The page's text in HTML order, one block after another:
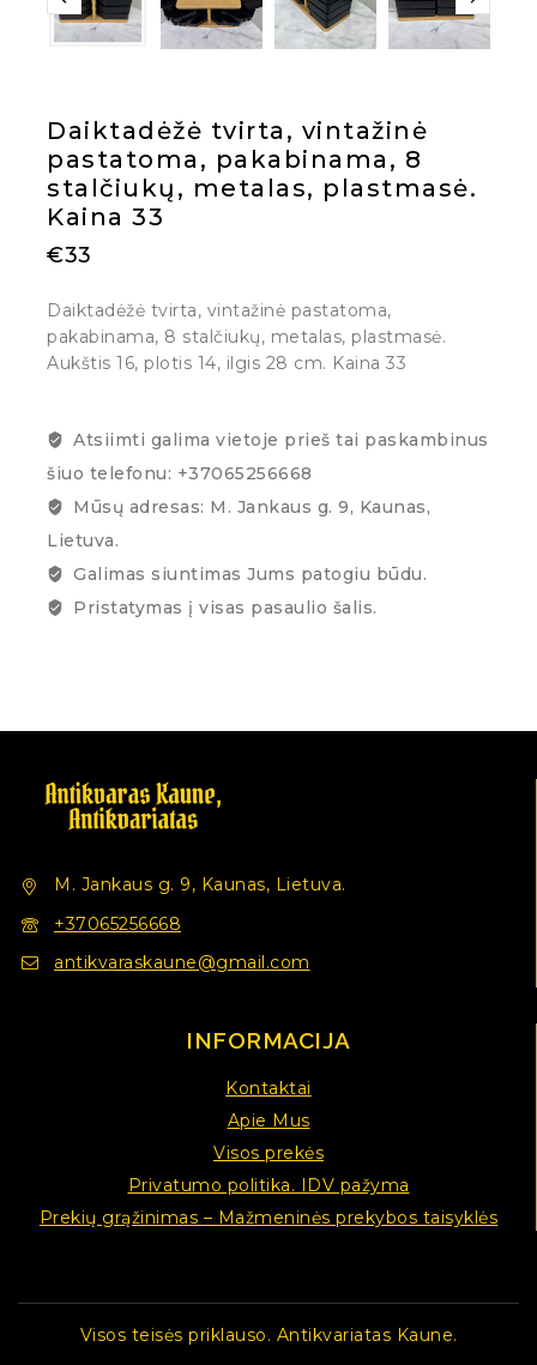
Daiktadėžė tvirta, vintažinė
pastatoma, pakabinama, 8
stalčiukų, metalas, plastmasė.
Kaina 33
€33
Daiktadėžė tvirta, vintažinė pastatoma,
pakabinama, 8 stalčiukų, metalas, plastmasė.
Aukštis 16, plotis 14, ilgis 28 cm. Kaina 33
Atsiimti galima vietoje prieš tai paskambinus
šiuo telefonu: +37065256668
Mūsų adresas: M. Jankaus g. 9, Kaunas,
Lietuva.
Galimas siuntimas Jums patogiu būdu.
Pristatymas į visas pasaulio šalis.
M. Jankaus g. 9, Kaunas, Lietuva.
+37065256668
antikvaraskaune@gmail.com
INFORMACIJA
Kontaktai
Apie Mus
Visos prekės
Privatumo politika. IDV pažyma
Prekių grąžinimas – Mažmeninės prekybos taisyklės
Visos teisės priklauso. Antikvariatas Kaune.